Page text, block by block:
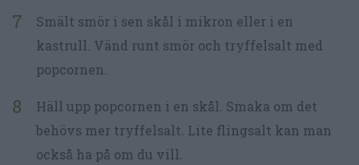
Smält smör i sen skål i mikron eller i en
kastrull. Vänd runt smör och tryffelsalt med
popcornen.
Häll upp popcornen i en skål. Smaka om det
behövs mer tryffelsalt. Lite flingsalt kan man
också ha på om du vill.